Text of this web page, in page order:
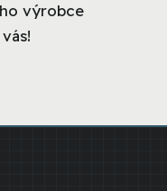
výrobce